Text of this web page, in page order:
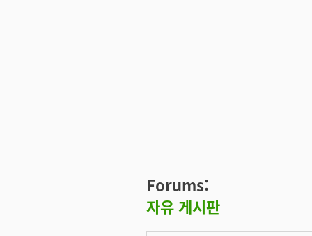
Forums:
자유 게시판